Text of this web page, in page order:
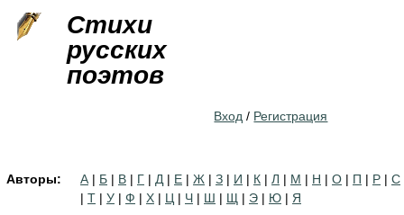
Стихи
русских
поэтов
Вход / Регистрация
Авторы: А | Б | В | Г | Д | Е | Ж | З | И | К | Л | М | Н | О | П | Р | С
| Т | У | Ф | Х | Ц | Ч | Ш | Щ | Э | Ю | Я